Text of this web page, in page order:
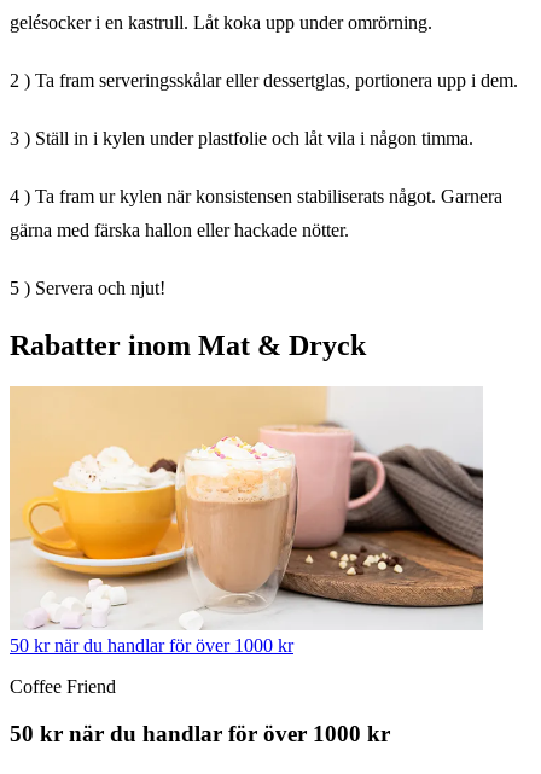
gelésocker i en kastrull. Låt koka upp under omrörning.
2 ) Ta fram serveringsskålar eller dessertglas, portionera upp i dem.
3 ) Ställ in i kylen under plastfolie och låt vila i någon timma.
4 ) Ta fram ur kylen när konsistensen stabiliserats något. Garnera
gärna med färska hallon eller hackade nötter.
5 ) Servera och njut!
Rabatter inom Mat & Dryck
50 kr när du handlar för över 1000 kr
Coffee Friend
50 kr när du handlar för över 1000 kr